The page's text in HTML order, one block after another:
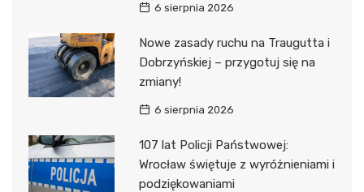
6 sierpnia 2026
Nowe zasady ruchu na Traugutta i
Dobrzyńskiej – przygotuj się na
zmiany!
6 sierpnia 2026
107 lat Policji Państwowej:
Wrocław świętuje z wyróżnieniami i
podziękowaniami